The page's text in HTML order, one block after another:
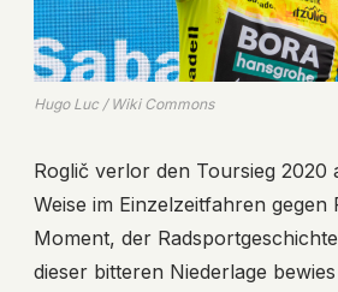
Hugo Luc / Wiki Commons
Roglič verlor den Toursieg 2020
Weise im Einzelzeitfahren gegen
Moment, der
dieser bitteren Niederlage